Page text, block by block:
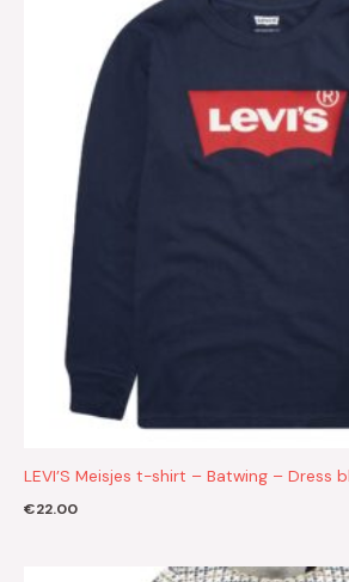
LEVI’S Meisjes t-shirt – Batwing – Dress
€22.00